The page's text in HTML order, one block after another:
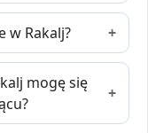
w Rakalj?
mogę się